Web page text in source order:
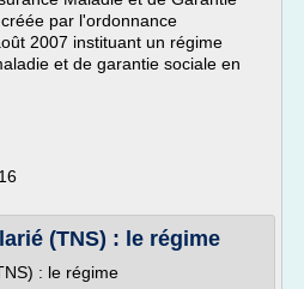
par l'ordonnance
2007 instituant un régime
et de garantie sociale en
(TNS) : le régime
: le régime